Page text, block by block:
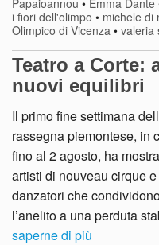
i fiori dell'olimpo • michele di
Olimpico di Vicenza • valeria
Teatro a Corte:
nuovi equilibri
Il primo fine settimana
rassegna piemontese, in
fino al 2 agosto, ha
artisti di nouveau cirque e
danzatori che
l’anelito a una perduta
saperne di più